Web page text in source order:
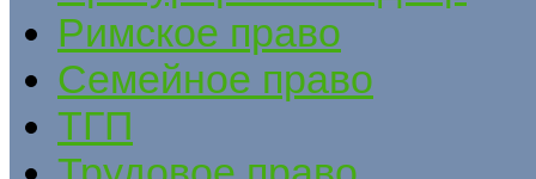
Римское право
Семейное право
ТГП